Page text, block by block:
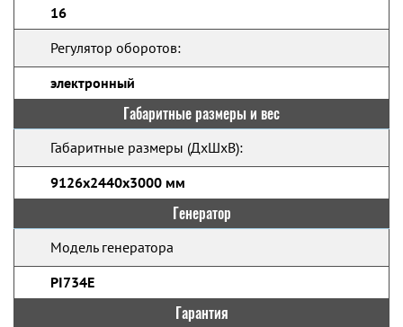
16
Регулятор оборотов:
электронный
Габаритные размеры и вес
Габаритные размеры (ДхШхВ):
9126x2440x3000 мм
Генератор
Модель генератора
PI734E
Гарантия